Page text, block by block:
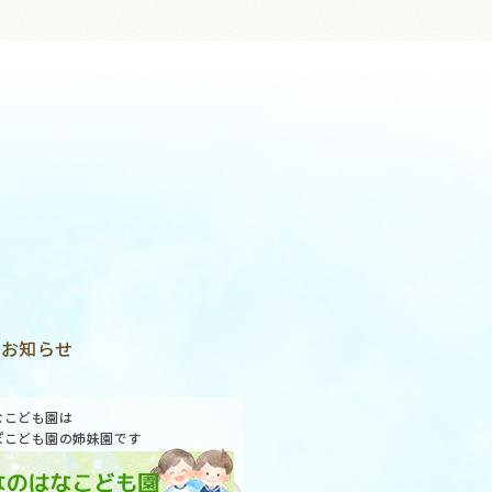
お知らせ
ども園は
ども園の姉妹園です